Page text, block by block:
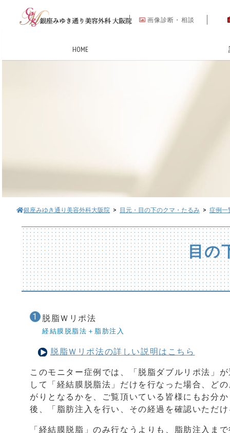
画像診断・相談
HOME
銀座みゆき通り美容外科大阪院 > 目元・目の下のクマ・たるみ > 症例一
目の
脱脂Ｗリポ法
経結膜脱脂法＋脂肪注入
脱脂Ｗリポ法の詳しい説明はこちら
このモニター症例では、「脱脂ダブルリポ法」
して「経結膜脱脂法」だけを行なった場合、ど
がりとなるかを、ご覧頂いている皆様にもお分
後、「脂肪注入を行い、その経過を確認いただ
「経結膜脱脂」のみ行なうよりも、脂肪注入ま